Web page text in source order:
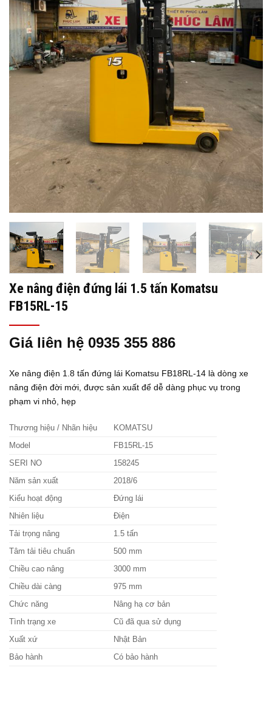
Xe nâng điện đứng lái 1.5 tấn Komatsu
FB15RL-15
Giá liên hệ 0935 355 886
Xe nâng điện 1.8 tấn đứng lái Komatsu FB18RL-14 là dòng xe
nâng điện đời mới, được sản xuất để dễ dàng phục vụ trong
phạm vi nhỏ, hẹp
Thương hiệu / Nhãn hiệu
KOMATSU
Model
FB15RL-15
SERI NO
158245
Năm sản xuất
2018/6
Kiểu hoạt động
Đứng lái
Nhiên liệu
Điện
Tải trọng nâng
1.5 tấn
Tâm tải tiêu chuẩn
500 mm
Chiều cao nâng
3000 mm
Chiều dài càng
975 mm
Chức năng
Nâng hạ cơ bản
Tình trạng xe
Cũ đã qua sử dụng
Xuất xứ
Nhật Bản
Bảo hành
Có bảo hành